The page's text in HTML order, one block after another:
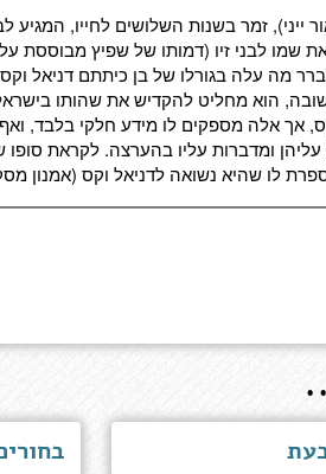
ייני), זמר בשנות השלושים לחייו,
שמו לבני זיו (דמותו של שפיץ מבוססת
מה עלה בגורלו של בן כיתתם דניאל
הוא מחליט להקדיש את שהותו
אך אלה מספקים לו מידע חלקי בלבד,
ומדברות עליו בהערצה. לקראת
לו שהיא נשואה לדניאל וקס (אמנון